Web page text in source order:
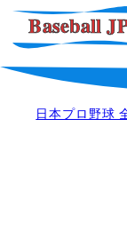
日本プロ野球